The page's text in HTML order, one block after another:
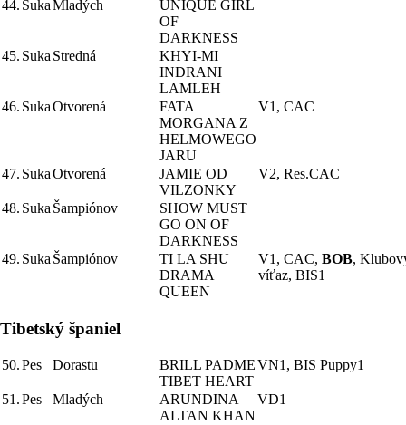
44. SukaMladých
UNIQUE GIRL
OF
DARKNESS
45. Suka Stredná
KHYI-MI
INDRANI
LAMLEH
46. SukaOtvorená
FATA
MORGANA Z
HELMOWEGO
JARU
V1, CAC
47. SukaOtvorená
JAMIE OD
VILZONKY
V2, Res.CAC
48. Suka Šampiónov
SHOW MUST
GO ON OF
DARKNESS
49. Suka Šampiónov
TI LA SHU
DRAMA
QUEEN
V1, CAC, BOB,
víťaz, BIS1
Tibetský španiel
50.Pes Dorastu
BRILL PADME
TIBET HEART
VN1, BIS Puppy1
51.Pes Mladých
ARUNDINA
ALTAN KHAN
VD1